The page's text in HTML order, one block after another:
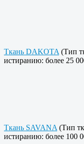
Ткань DAKOTA (Тип
истиранию: более 25
Ткань SAVANA (Тип
истиранию: более 100